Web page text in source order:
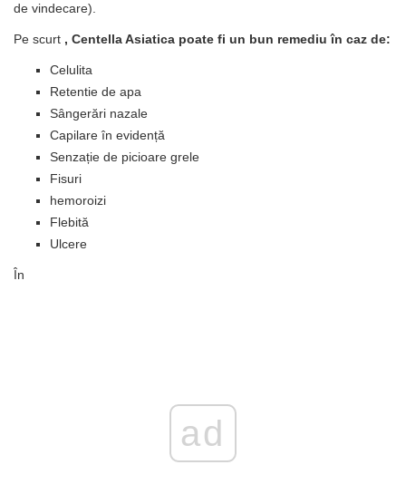
de vindecare).
Pe scurt , Centella Asiatica poate fi un bun remediu în caz de:
Celulita
Retentie de apa
Sângerări nazale
Capilare în evidență
Senzație de picioare grele
Fisuri
hemoroizi
Flebită
Ulcere
În
ad